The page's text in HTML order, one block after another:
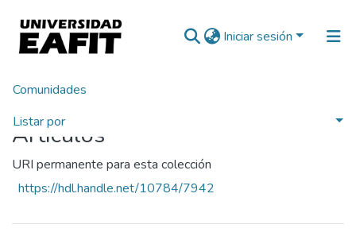
Iniciar sesión
Comunidades
Listar por
Inicio
Artículos
URI permanente para esta colección
https://hdl.handle.net/10784/7942